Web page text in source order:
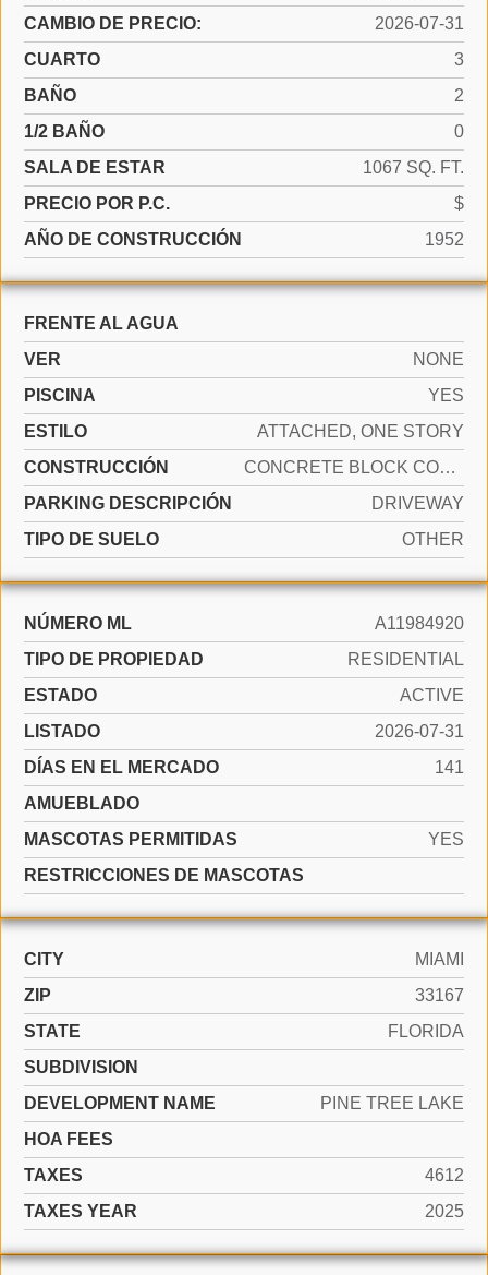
CAMBIO DE PRECIO:
2026-07-31
CUARTO
3
BAÑO
2
1/2 BAÑO
0
SALA DE ESTAR
1067 SQ. FT.
PRECIO POR P.C.
$
AÑO DE CONSTRUCCIÓN
1952
FRENTE AL AGUA
VER
NONE
PISCINA
YES
ESTILO
ATTACHED, ONE STORY
CONSTRUCCIÓN
CONCRETE BLOCK CONSTRUCTION
PARKING DESCRIPCIÓN
DRIVEWAY
TIPO DE SUELO
OTHER
NÚMERO ML
A11984920
TIPO DE PROPIEDAD
RESIDENTIAL
ESTADO
ACTIVE
LISTADO
2026-07-31
DÍAS EN EL MERCADO
141
AMUEBLADO
MASCOTAS PERMITIDAS
YES
RESTRICCIONES DE MASCOTAS
CITY
MIAMI
ZIP
33167
STATE
FLORIDA
SUBDIVISION
DEVELOPMENT NAME
PINE TREE LAKE
HOA FEES
TAXES
4612
TAXES YEAR
2025